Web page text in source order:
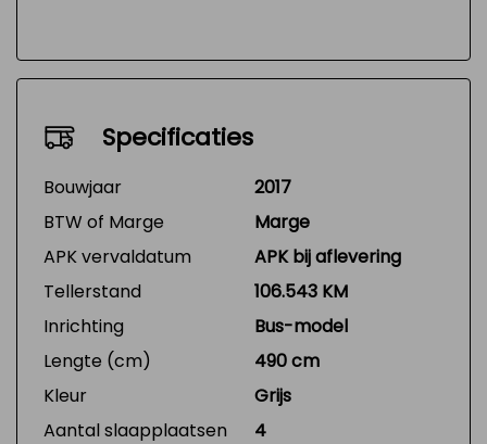
Specificaties
Bouwjaar
2017
BTW of Marge
Marge
APK vervaldatum
APK bij aflevering
Tellerstand
106.543 KM
Inrichting
Bus-model
Lengte (cm)
490 cm
Kleur
Grijs
Aantal slaapplaatsen
4